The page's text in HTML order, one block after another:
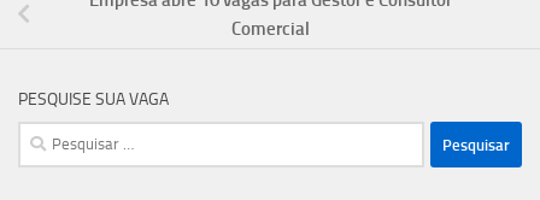
Comercial
PESQUISE SUA VAGA
Pesquisar
por: